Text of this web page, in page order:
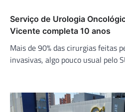
Serviço de Urologia
Vicente completa 10 anos
Mais de 90% das cirurgias feitas
invasivas, algo pouco usual pelo